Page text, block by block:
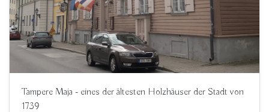
Tampere Maja - eines der ältesten Holzhäuser der Stadt von
1739